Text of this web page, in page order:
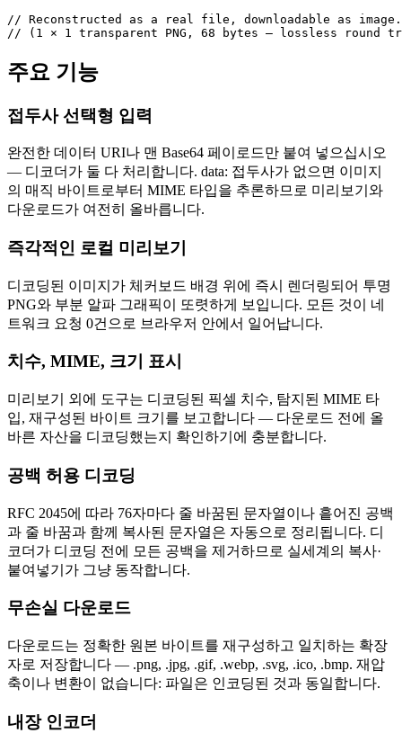
// Reconstructed as a real file, downloadable as
// (1 × 1 transparent PNG, 68 bytes — lossless round
주요 기능
접두사 선택형 입력
완전한 데이터 URI나 맨 Base64 페이로드만 붙여 넣으십시오
— 디코더가 둘 다 처리합니다. data: 접두사가 없으면 이미지
의 매직 바이트로부터 MIME 타입을 추론하므로 미리보기와
다운로드가 여전히 올바릅니다.
즉각적인 로컬 미리보기
디코딩된 이미지가 체커보드 배경 위에 즉시 렌더링되어 투명
PNG와 부분 알파 그래픽이 또렷하게 보입니다. 모든 것이 네
트워크 요청 0건으로 브라우저 안에서 일어납니다.
치수, MIME, 크기 표시
미리보기 외에 도구는 디코딩된 픽셀 치수, 탐지된 MIME 타
입, 재구성된 바이트 크기를 보고합니다 — 다운로드 전에 올
바른 자산을 디코딩했는지 확인하기에 충분합니다.
공백 허용 디코딩
RFC 2045에 따라 76자마다 줄 바꿈된 문자열이나 흩어진 공백
과 줄 바꿈과 함께 복사된 문자열은 자동으로 정리됩니다. 디
코더가 디코딩 전에 모든 공백을 제거하므로 실세계의 복사·
붙여넣기가 그냥 동작합니다.
무손실 다운로드
다운로드는 정확한 원본 바이트를 재구성하고 일치하는 확장
자로 저장합니다 — .png, .jpg, .gif, .webp, .svg, .ico, .bmp. 재압
축이나 변환이 없습니다: 파일은 인코딩된 것과 동일합니다.
내장 인코더